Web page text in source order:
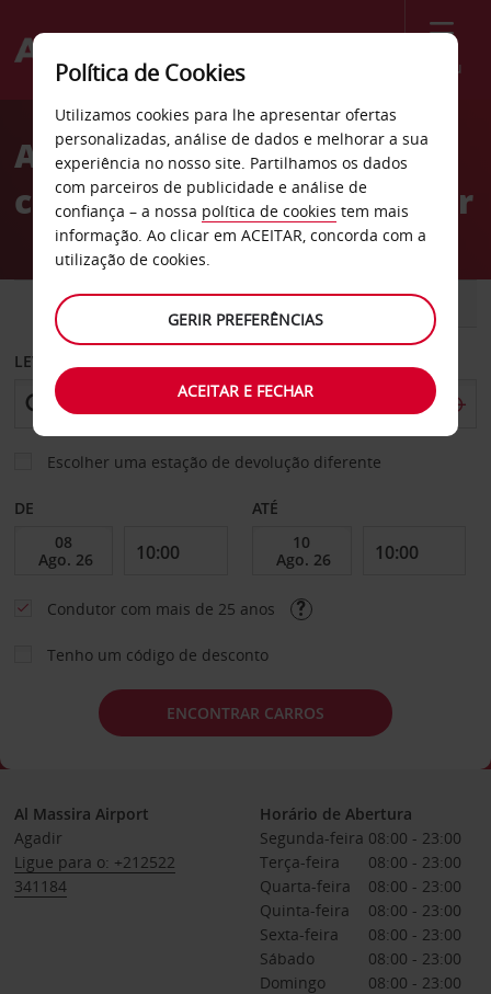
Menu
Welcome
AvisAluguer de
carros Aeroporto de Agadir
CARRO COMERCIAIS
LEVANTAR EM
Escolher uma estação de devolução diferente
DE ATÉ
Condutor com mais de 25 anos
Tenho um código de desconto
ENCONTRAR CARROS
Al Massira Airport
Agadir
Ligue para o: +212522
341184
Horário de Abertura
Segunda-feira 08:00 - 23:00
Terça-feira
08:00 - 23:00
Quarta-feira
08:00 - 23:00
Quinta-feira
08:00 - 23:00
Sexta-feira
08:00 - 23:00
Sábado
08:00 - 23:00
Domingo
08:00 - 23:00
Política de Cookies
Utilizamos cookies para lhe apresentar ofertas
personalizadas, análise de dados e melhorar a sua
experiência no nosso site. Partilhamos os dados
com parceiros de publicidade e análise de
confiança – a nossa política de cookies tem mais
informação. Ao clicar em ACEITAR, concorda com a
utilização de cookies.
GERIR PREFERÊNCIAS
ACEITAR E FECHAR